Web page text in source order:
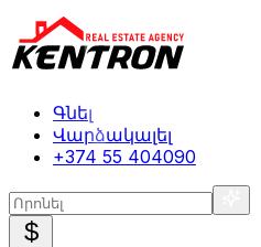
Գնել
Վարձակալել
+374 55 404090
$